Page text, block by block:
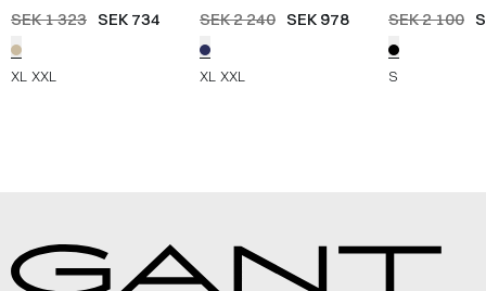
Check Overshirt /
IRISH
SEK 1 323 SEK 734
XL XXL
Check Wool Overshirt
SEK 2 240 SEK 978
XL XXL
Skjorta / SORT
SEK 2 100
S